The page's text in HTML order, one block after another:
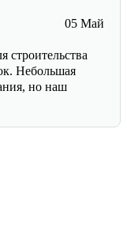
05 Май
строительства
Небольшая
но наш